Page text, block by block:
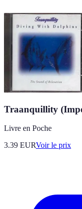
Traanquillity
Livre en Poche
3.39 EURVoir le prix